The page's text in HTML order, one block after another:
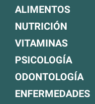
ALIMENTOS
NUTRICIÓN
VITAMINAS
PSICOLOGÍA
ODONTOLOGÍA
ENFERMEDADES